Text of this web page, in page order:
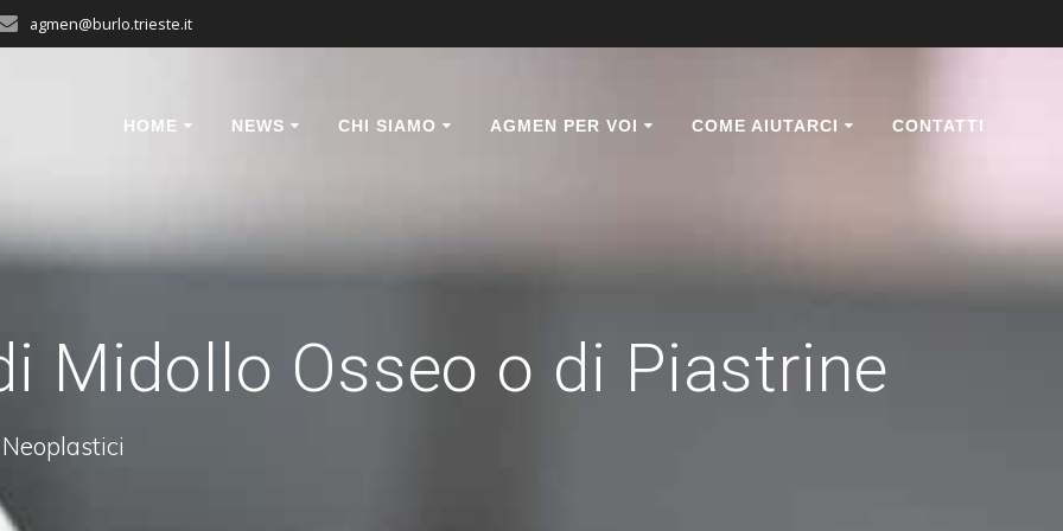
agmen@burlo.trieste.it
HOME NEWS CHI SIAMO AGMEN PER VOI COME AIUTARCI CONTATTI
Midollo Osseo o di Piastrine